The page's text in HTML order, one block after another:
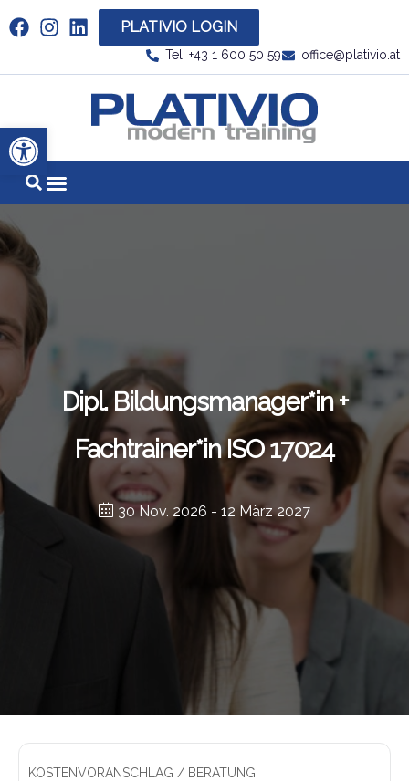
Werkzeugleiste öffnen
Link zu https://www.linkedin.com/company/
PLATIVIO LOGIN
Tel: +43 1 600 50 59 office@plativio.at
Link zu
Dipl. Bildungsmanager*in +
Fachtrainer*in ISO 17024
30 Nov. 2026 - 12 März 2027
KOSTENVORANSCHLAG / BERATUNG